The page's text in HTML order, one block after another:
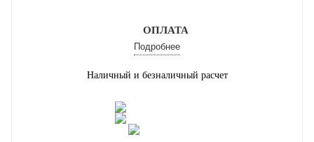
ОПЛАТА
Подробнее
Наличный и безналичный расчет